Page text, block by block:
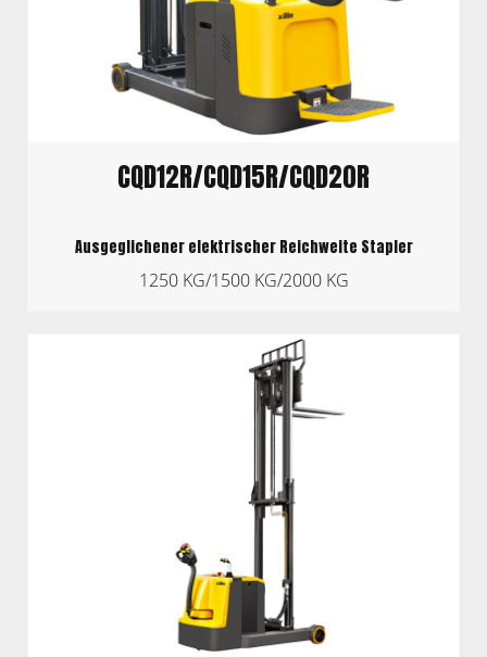
CQD12R/CQD15R/CQD20R
Ausgeglichener elektrischer Reichweite Stapler
1250 KG/1500 KG/2000 KG